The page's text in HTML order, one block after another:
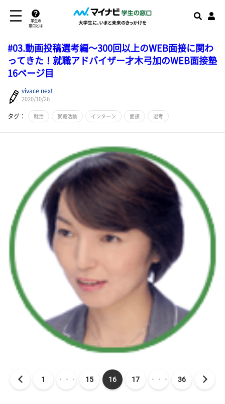
学生の
窓口とは
#03.動画投稿選考編～300回以上のWEB面接に関わ
ってきた！就職アドバイザー才木弓加のWEB面接塾
16ページ目
vivace next
2020/10/26
タグ： 就活 就職活動 インターン 面接 選考
1 ・・・ 15 16 17 ・・・ 36